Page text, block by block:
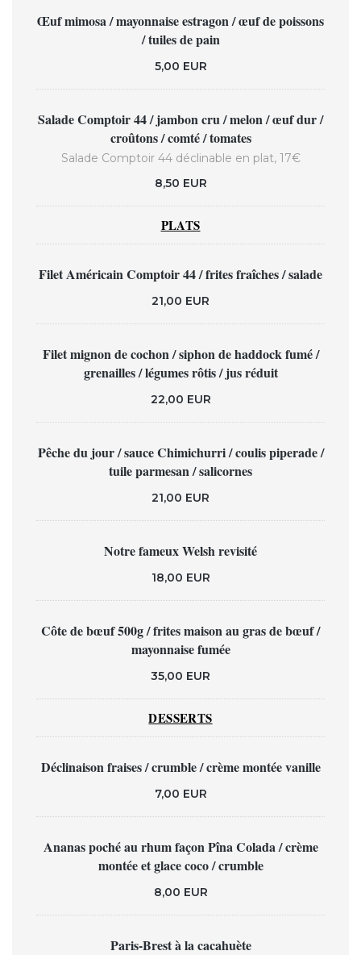
Œuf mimosa / mayonnaise estragon / œuf de poissons
/ tuiles de pain
5,00 EUR
Salade Comptoir 44 / jambon cru / melon / œuf dur /
croûtons / comté / tomates
Salade Comptoir 44 déclinable en plat, 17€
8,50 EUR
PLATS
Filet Américain Comptoir 44 / frites fraîches / salade
21,00 EUR
Filet mignon de cochon / siphon de haddock fumé /
grenailles / légumes rôtis / jus réduit
22,00 EUR
Pêche du jour / sauce Chimichurri / coulis piperade /
tuile parmesan / salicornes
21,00 EUR
Notre fameux Welsh revisité
18,00 EUR
Côte de bœuf 500g / frites maison au gras de bœuf /
mayonnaise fumée
35,00 EUR
DESSERTS
Déclinaison fraises / crumble / crème montée vanille
7,00 EUR
Ananas poché au rhum façon Pîna Colada / crème
montée et glace coco / crumble
8,00 EUR
Paris-Brest à la cacahuète